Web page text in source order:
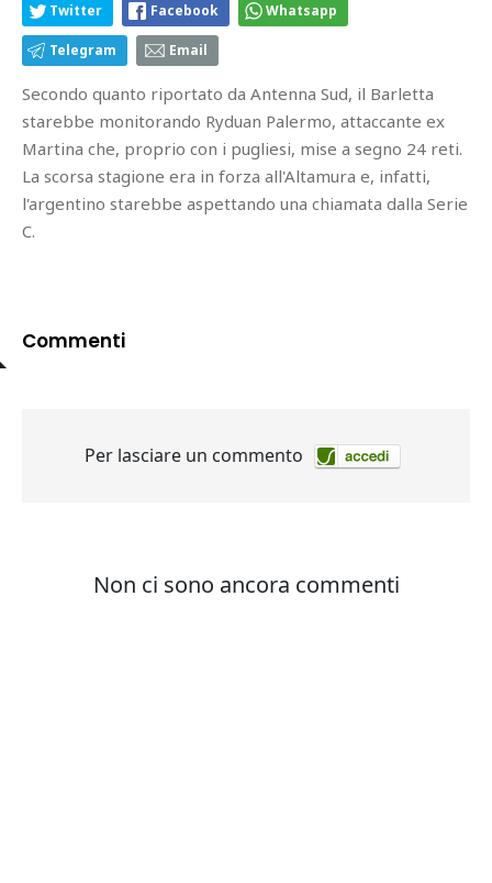
Twitter Facebook Whatsapp
Telegram Email
Secondo quanto riportato da Antenna Sud, il Barletta
starebbe monitorando Ryduan Palermo, attaccante ex
Martina che, proprio con i pugliesi, mise a segno 24 reti.
La scorsa stagione era in forza all'Altamura e, infatti,
l'argentino starebbe aspettando una chiamata dalla Serie
C.
Commenti